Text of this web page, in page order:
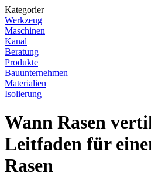
Kategorier
Werkzeug
Maschinen
Kanal
Beratung
Produkte
Bauunternehmen
Materialien
Isolierung
Wann Rasen
Leitfaden für
Rasen